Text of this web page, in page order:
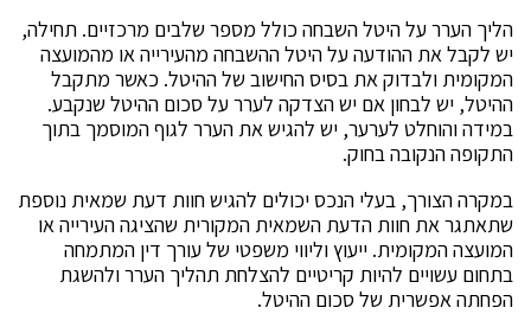
הליך הערר על היטל השבחה כולל מספר שלבים מרכזיים. תחילה,
יש לקבל את ההודעה על היטל ההשבחה מהעירייה או מהמועצה
המקומית ולבדוק את בסיס החישוב של ההיטל. כאשר מתקבל
ההיטל, יש לבחון אם יש הצדקה לערר על סכום ההיטל שנקבע.
במידה והוחלט לערער, יש להגיש את הערר לגוף המוסמך בתוך
התקופה הנקובה בחוק.
במקרה הצורך, בעלי הנכס יכולים להגיש חוות דעת שמאית נוספת
שתאתגר את חוות הדעת השמאית המקורית שהציגה העירייה או
המועצה המקומית. ייעוץ וליווי משפטי של עורך דין המתמחה
בתחום עשויים להיות קריטיים להצלחת תהליך הערר ולהשגת
הפחתה אפשרית של סכום ההיטל.